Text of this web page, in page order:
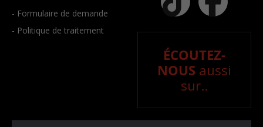
- Formulaire de demande
- Politique de traitement
ÉCOUTEZ-
NOUS aussi
sur..